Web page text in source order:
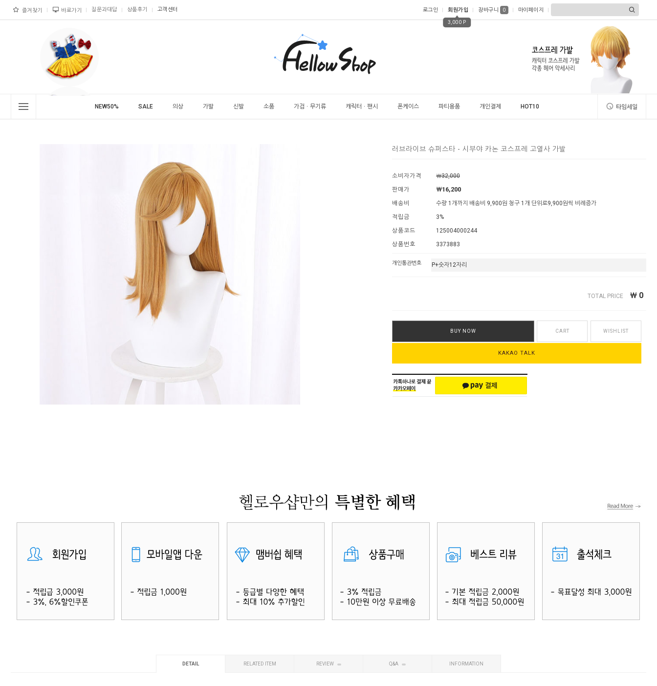
즐겨찾기 바로가기 질문과대답 상품후기 고객센터 로그인 회원가입
3,000 P
장바구니 0 마이페이지
NEW50% SALE 의상 가발 신발 소품 가검ㆍ무기류 캐릭터ㆍ팬시 폰케이스 파티용품 개인결제 HOT10 타임세일
러브라이브 슈퍼스타 - 시부야 카논 코스프레 고열사 가발
소비자가격
￦32,000
판매가
￦16,200
배송비
수량 1개까지 배송비 9,900원 청구 1개 단위로9,900원씩 비례증가
적립금
3%
상품코드
125004000244
상품번호
3373883
개인통관번호
TOTAL PRICE ￦ 0
BUY NOW CART WISHLIST
KAKAO TALK
DETAIL RELATED ITEM REVIEW Q&A INFORMATION